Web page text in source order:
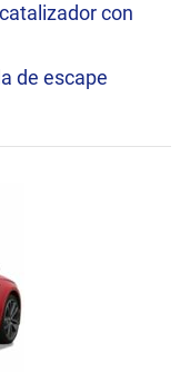
con
de escape